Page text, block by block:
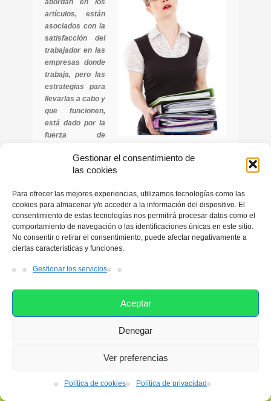
Gestionar el consentimiento de
las cookies
Para ofrecer las mejores experiencias, utilizamos tecnologías como las
cookies para almacenar y/o acceder a la información del dispositivo. El
consentimiento de estas tecnologías nos permitirá procesar datos como el
comportamiento de navegación o las identificaciones únicas en este sitio.
No consentir o retirar el consentimiento, puede afectar negativamente a
ciertas características y funciones.
Gestionar los servicios
Aceptar
Denegar
Ver preferencias
Política de cookies Política de privacidad
abordan en los
artículos, están
asociados con la
satisfacción del
trabajador en las
empresas donde
trabaja, pero las
estrategias para
llevarlas a cabo y
que funcionen,
está dado por la
fuerza de
focaliza la empresa hacia ese logro.
descanso que algunas empresas desarrollan en su
gestión laboral, con el objeto deoptimizar el trabajo
de sus profesionalesy mejorar sus resultados de
tiempo de descanso para el trabajador, es tener
proceso determinado para que éste recupere fuerza,
se reorganice y genere nuevas energías para
resolver situaciones de conflicto que surjan...
LA FUERZA DEL CONOCIMIENTO EN LA
por el sitio web. Si continúa navegando consideramos que está
de acuerdo con su uso. Si desea ampliar más información
consulte nuestra Política de cookies.
Acepto